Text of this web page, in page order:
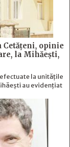
Cetăţeni, opinie
la Mihăeşti,
la unitățile
au evidențiat